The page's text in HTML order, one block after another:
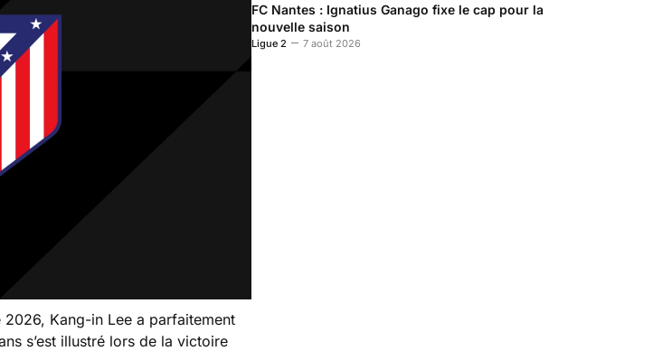
Kang-in Lee a parfaitement
s’est illustré lors de la victoire
FC Nantes : Ignatius Ganago fixe le cap pour la
nouvelle saison
Ligue 2 7 août 2026